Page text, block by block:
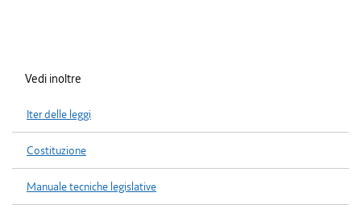
Vedi inoltre
Iter delle leggi
Costituzione
Manuale tecniche legislative